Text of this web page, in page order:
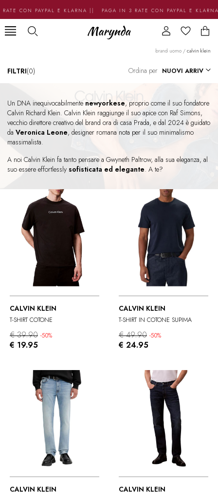
CON PAYPAL E KLARNA || PAGA IN 3 RATE CON PAYPAL E
brand uomo / calvin klein
FILTRI(0) Ordina per
Un DNA inequivocabilmente newyorkese, proprio come il suo fondatore
Calvin Richard Klein. Calvin Klein raggiunge il suo apice con Raf Simons,
vecchio direttore creativo del brand ora di casa Prada, e dal 2024 è guidato
da Veronica Leone, designer romana nota per il suo minimalismo
massimalista.
A noi Calvin Klein fa tanto pensare a Gwyneth Paltrow, alla sua eleganza, al
suo essere effortlessly sofisticata ed elegante. A te?
CALVIN KLEIN
T-SHIRT COTONE
€ 39.90 -50%
€ 19.95
CALVIN KLEIN
T-SHIRT IN COTONE SUPIMA
€ 49.90 -50%
€ 24.95
CALVIN KLEIN CALVIN KLEIN